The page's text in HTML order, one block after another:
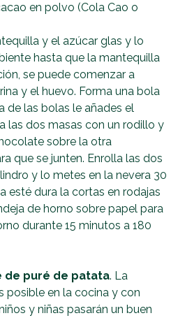
en polvo (Cola Cao o
y el azúcar glas y lo
hasta que la mantequilla
se puede comenzar a
y el huevo. Forma una bola
de las bolas le añades el
las dos masas con un rodillo y
sobre la otra
que se junten. Enrolla las dos
y lo metes en la nevera 30
esté dura la cortas en rodajas
de horno sobre papel para
durante 15 minutos a 180
de puré de patata. La
posible en la cocina y con
y niñas pasarán un buen